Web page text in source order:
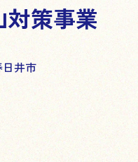
策事業
井市